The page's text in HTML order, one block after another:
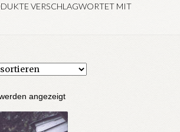
VERSCHLAGWORTET MIT
angezeigtNach
sortiert